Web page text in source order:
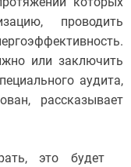
проводить
или заключить
аудита,
рассказывает
это будет